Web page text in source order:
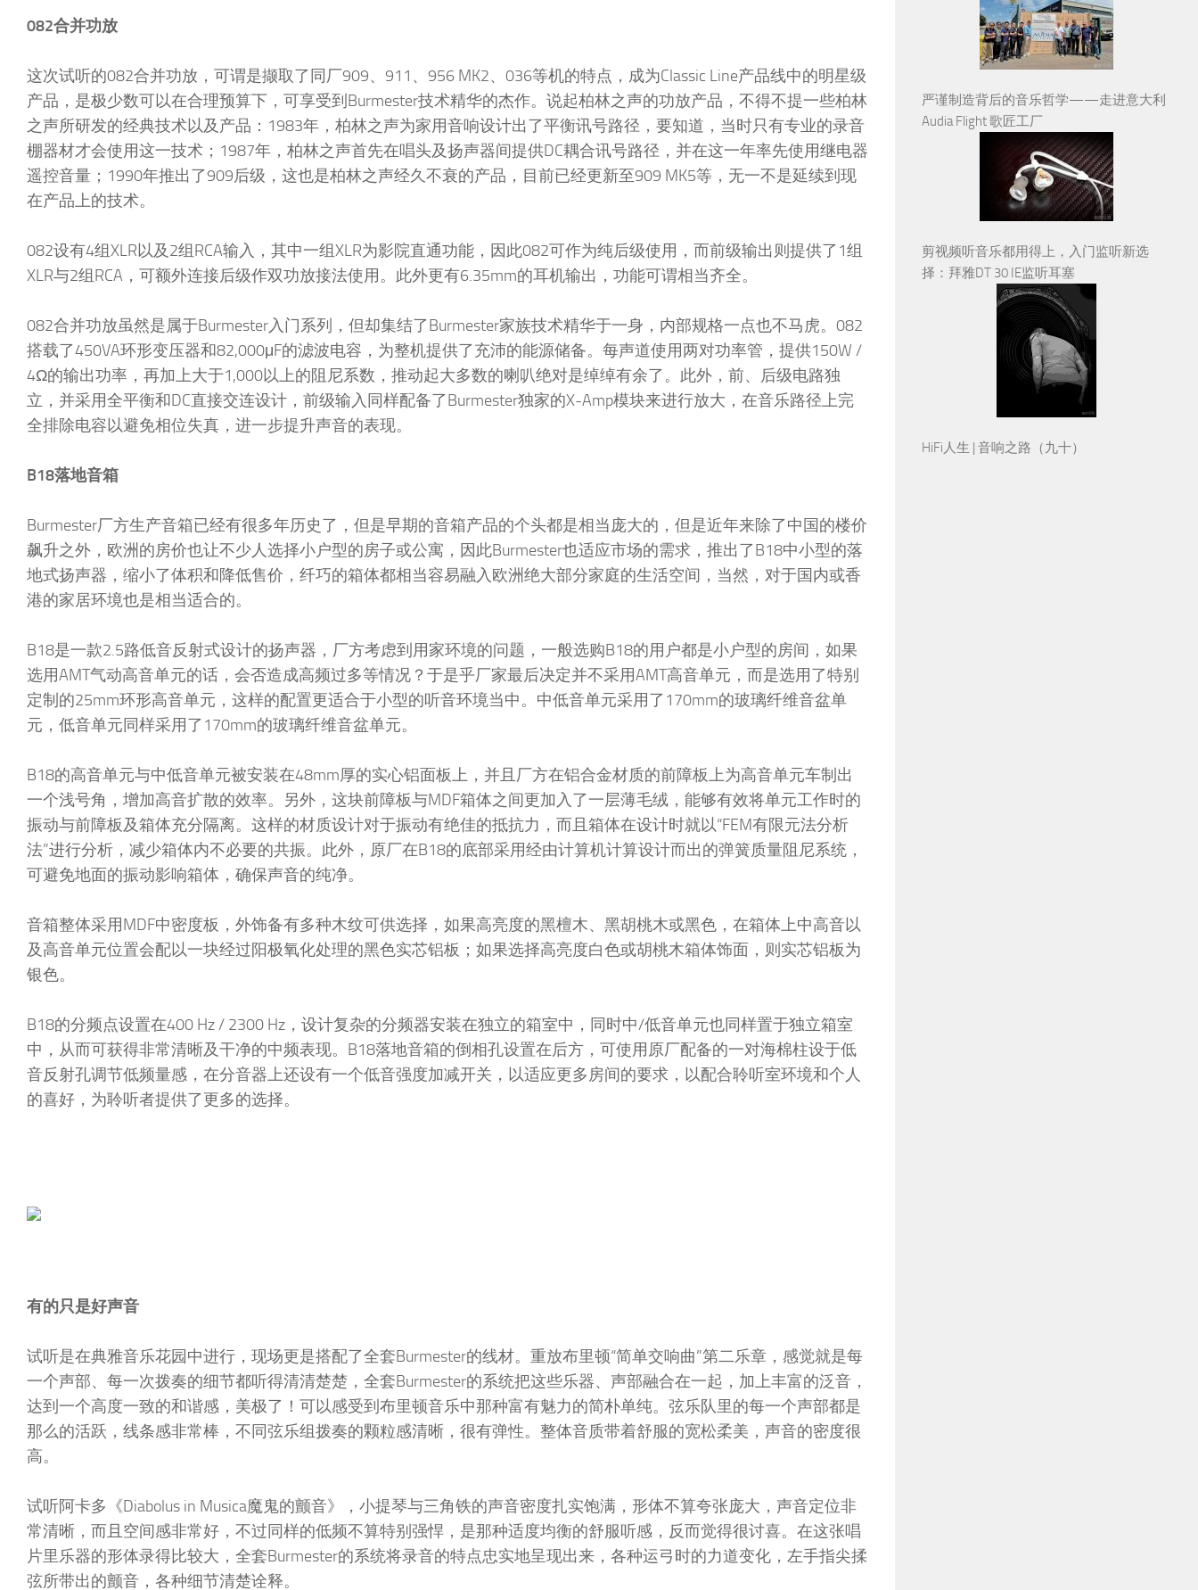
082合并功放
这次试听的082合并功放，可谓是撷取了同厂909、911、956 MK2、036等机的特点，成为Classic Line产品线中的明星级
产品，是极少数可以在合理预算下，可享受到Burmester技术精华的杰作。说起柏林之声的功放产品，不得不提一些柏林
之声所研发的经典技术以及产品：1983年，柏林之声为家用音响设计出了平衡讯号路径，要知道，当时只有专业的录音
棚器材才会使用这一技术；1987年，柏林之声首先在唱头及扬声器间提供DC耦合讯号路径，并在这一年率先使用继电器
遥控音量；1990年推出了909后级，这也是柏林之声经久不衰的产品，目前已经更新至909 MK5等，无一不是延续到现
在产品上的技术。
082设有4组XLR以及2组RCA输入，其中一组XLR为影院直通功能，因此082可作为纯后级使用，而前级输出则提供了1组
XLR与2组RCA，可额外连接后级作双功放接法使用。此外更有6.35mm的耳机输出，功能可谓相当齐全。
082合并功放虽然是属于Burmester入门系列，但却集结了Burmester家族技术精华于一身，内部规格一点也不马虎。082
搭载了450VA环形变压器和82,000μF的滤波电容，为整机提供了充沛的能源储备。每声道使用两对功率管，提供150W /
4Ω的输出功率，再加上大于1,000以上的阻尼系数，推动起大多数的喇叭绝对是绰绰有余了。此外，前、后级电路独
立，并采用全平衡和DC直接交连设计，前级输入同样配备了Burmester独家的X-Amp模块来进行放大，在音乐路径上完
全排除电容以避免相位失真，进一步提升声音的表现。
B18落地音箱
Burmester厂方生产音箱已经有很多年历史了，但是早期的音箱产品的个头都是相当庞大的，但是近年来除了中国的楼价
飙升之外，欧洲的房价也让不少人选择小户型的房子或公寓，因此Burmester也适应市场的需求，推出了B18中小型的落
地式扬声器，缩小了体积和降低售价，纤巧的箱体都相当容易融入欧洲绝大部分家庭的生活空间，当然，对于国内或香
港的家居环境也是相当适合的。
B18是一款2.5路低音反射式设计的扬声器，厂方考虑到用家环境的问题，一般选购B18的用户都是小户型的房间，如果
选用AMT气动高音单元的话，会否造成高频过多等情况？于是乎厂家最后决定并不采用AMT高音单元，而是选用了特别
定制的25mm环形高音单元，这样的配置更适合于小型的听音环境当中。中低音单元采用了170mm的玻璃纤维音盆单
元，低音单元同样采用了170mm的玻璃纤维音盆单元。
B18的高音单元与中低音单元被安装在48mm厚的实心铝面板上，并且厂方在铝合金材质的前障板上为高音单元车制出
一个浅号角，增加高音扩散的效率。另外，这块前障板与MDF箱体之间更加入了一层薄毛绒，能够有效将单元工作时的
振动与前障板及箱体充分隔离。这样的材质设计对于振动有绝佳的抵抗力，而且箱体在设计时就以“FEM有限元法分析
法”进行分析，减少箱体内不必要的共振。此外，原厂在B18的底部采用经由计算机计算设计而出的弹簧质量阻尼系统，
可避免地面的振动影响箱体，确保声音的纯净。
音箱整体采用MDF中密度板，外饰备有多种木纹可供选择，如果高亮度的黑檀木、黑胡桃木或黑色，在箱体上中高音以
及高音单元位置会配以一块经过阳极氧化处理的黑色实芯铝板；如果选择高亮度白色或胡桃木箱体饰面，则实芯铝板为
银色。
B18的分频点设置在400 Hz / 2300 Hz，设计复杂的分频器安装在独立的箱室中，同时中/低音单元也同样置于独立箱室
中，从而可获得非常清晰及干净的中频表现。B18落地音箱的倒相孔设置在后方，可使用原厂配备的一对海棉柱设于低
音反射孔调节低频量感，在分音器上还设有一个低音强度加减开关，以适应更多房间的要求，以配合聆听室环境和个人
的喜好，为聆听者提供了更多的选择。
有的只是好声音
试听是在典雅音乐花园中进行，现场更是搭配了全套Burmester的线材。重放布里顿“简单交响曲”第二乐章，感觉就是每
一个声部、每一次拨奏的细节都听得清清楚楚，全套Burmester的系统把这些乐器、声部融合在一起，加上丰富的泛音，
达到一个高度一致的和谐感，美极了！可以感受到布里顿音乐中那种富有魅力的简朴单纯。弦乐队里的每一个声部都是
那么的活跃，线条感非常棒，不同弦乐组拨奏的颗粒感清晰，很有弹性。整体音质带着舒服的宽松柔美，声音的密度很
高。
试听阿卡多《Diabolus in Musica魔鬼的颤音》，小提琴与三角铁的声音密度扎实饱满，形体不算夸张庞大，声音定位非
常清晰，而且空间感非常好，不过同样的低频不算特别强悍，是那种适度均衡的舒服听感，反而觉得很讨喜。在这张唱
片里乐器的形体录得比较大，全套Burmester的系统将录音的特点忠实地呈现出来，各种运弓时的力道变化，左手指尖揉
弦所带出的颤音，各种细节清楚诠释。
严谨制造背后的音乐哲学——走进意大利
Audia Flight 歌匠工厂
剪视频听音乐都用得上，入门监听新选
择：拜雅DT 30 IE监听耳塞
HiFi人生 | 音响之路（九十）